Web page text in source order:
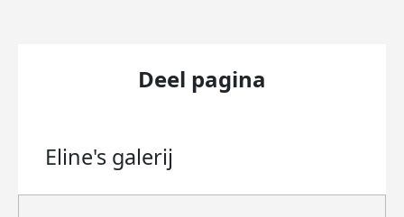
Deel pagina
Eline's galerij